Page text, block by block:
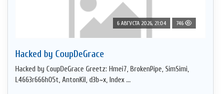
6 АВГУСТА 2026, 21:04 746
Hacked by CoupDeGrace
Hacked by CoupDeGrace Greetz: Hmei7, BrokenPipe, SimSimi,
L4663r666h05t, AntonKil, d3b~x, Index ...